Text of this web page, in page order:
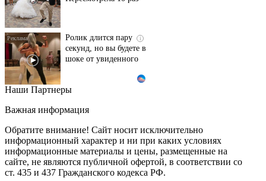
i
Ролик длится пару
секунд, но вы будете в
шоке от увиденного
Ролик из Омска: вы
i
Ржу не переставая, это
видео пересмотришь
не раз
Наши Партнеры
Важная информация
Обратите внимание! Сайт носит исключительно
информационный характер и ни при каких условиях
информационные материалы и цены, размещенные на
сайте, не являются публичной офертой, в соответствии со
ст. 435 и 437 Гражданского кодекса РФ.